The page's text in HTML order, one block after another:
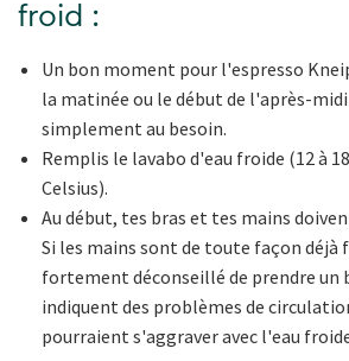
froid :
Un bon moment pour l'espresso
la matinée ou le début de l'après-
simplement au besoin.
Remplis le lavabo d'eau froide (12 à
Celsius).
Au début, tes bras et tes mains
Si les mains sont de toute façon déjà
fortement déconseillé de prendre un
indiquent des problèmes de
pourraient s'aggraver avec l'eau